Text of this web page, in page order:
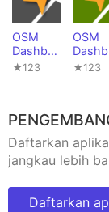
OSM
Dashbo
ard for
★123
OSM
ard
cks
★123
Daftarkan
jangkau lebih
Daftarkan